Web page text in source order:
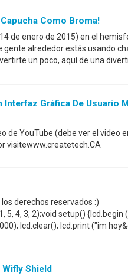
Como Broma!
de enero de 2015) en el
gente alrededor estás usando
un poco, aquí de una
Gráfica De Usuario
de YouTube (debe ver el video
visitewww.createtech.CA
derechos reservados :)
5, 4, 3, 2);void setup() {lcd.begin
lcd.clear(); lcd.print ("im
Wifly Shield